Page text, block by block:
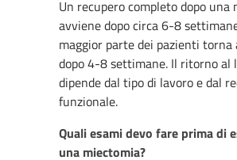
Un recupero completo dopo una
avviene dopo circa 6-8
maggior parte dei pazienti torna
dopo 4-8 settimane. Il ritorno al
dipende dal tipo di lavoro e dal
funzionale.
Quali esami devo fare prima di
una miectomia?